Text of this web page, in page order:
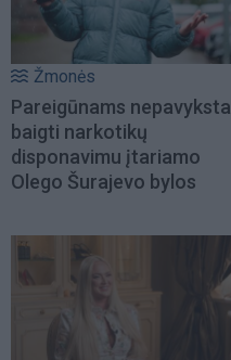
Žmonės
Pareigūnams nepavyksta
baigti narkotikų
disponavimu įtariamo
Olego Šurajevo bylos